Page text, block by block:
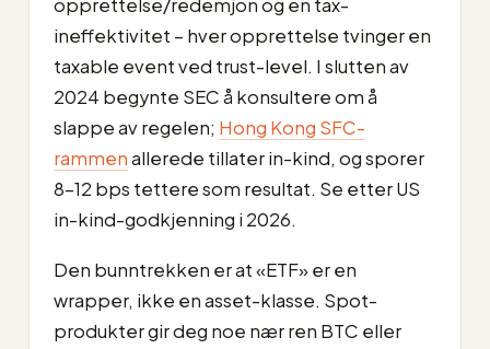
opprettelse/redemjon og en tax-
ineffektivitet – hver opprettelse tvinger en
taxable event ved trust-level. I slutten av
2024 begynte SEC å konsultere om å
slappe av regelen; Hong Kong SFC-
rammenallerede tillater in-kind, og sporer
8–12 bps tettere som resultat. Se etter US
in-kind-godkjenning i 2026.
Den bunntrekken er at «ETF» er en
wrapper, ikke en asset-klasse. Spot-
produkter gir deg noe nær ren BTC eller